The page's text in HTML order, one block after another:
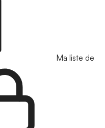
Ma liste de